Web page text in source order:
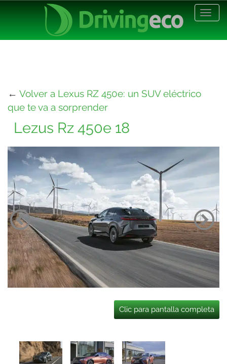
← Volver a Lexus RZ 450e: un SUV eléctrico
que te va a sorprender
Lezus Rz 450e 18
Clic para pantalla completa